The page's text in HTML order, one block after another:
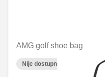
AMG golf shoe bag
Nije dostupno on-line